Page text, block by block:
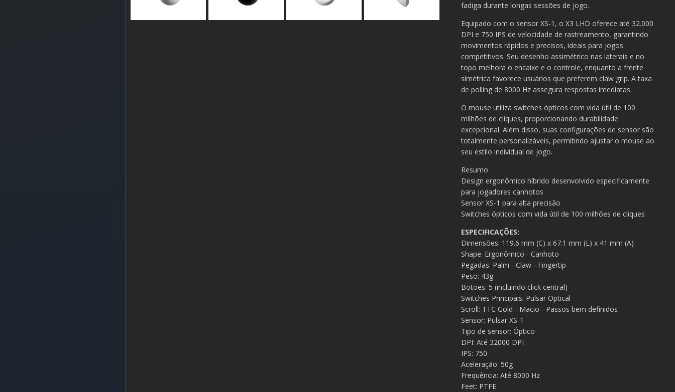
fadiga durante longas sessões de jogo.
Equipado com o sensor XS-1, o X3 LHD oferece até 32.000
DPI e 750 IPS de velocidade de rastreamento, garantindo
movimentos rápidos e precisos, ideais para jogos
competitivos. Seu desenho assimétrico nas laterais e no
topo melhora o encaixe e o controle, enquanto a frente
simétrica favorece usuários que preferem claw grip. A taxa
de polling de 8000 Hz assegura respostas imediatas.
O mouse utiliza switches ópticos com vida útil de 100
milhões de cliques, proporcionando durabilidade
excepcional. Além disso, suas configurações de sensor são
totalmente personalizáveis, permitindo ajustar o mouse ao
seu estilo individual de jogo.
Resumo
Design ergonômico híbrido desenvolvido especificamente
para jogadores canhotos
Sensor XS-1 para alta precisão
Switches ópticos com vida útil de 100 milhões de cliques
ESPECIFICAÇÕES:
Dimensões: 119.6 mm (C) x 67.1 mm (L) x 41 mm (A)
Shape: Ergonômico - Canhoto
Pegadas: Palm - Claw - Fingertip
Peso: 43g
Botões: 5 (incluindo click central)
Switches Principais: Pulsar Optical
Scroll: TTC Gold - Macio - Passos bem definidos
Sensor: Pulsar XS-1
Tipo de sensor: Óptico
DPI: Até 32000 DPI
IPS: 750
Aceleração: 50g
Frequência: Até 8000 Hz
Feet: PTFE